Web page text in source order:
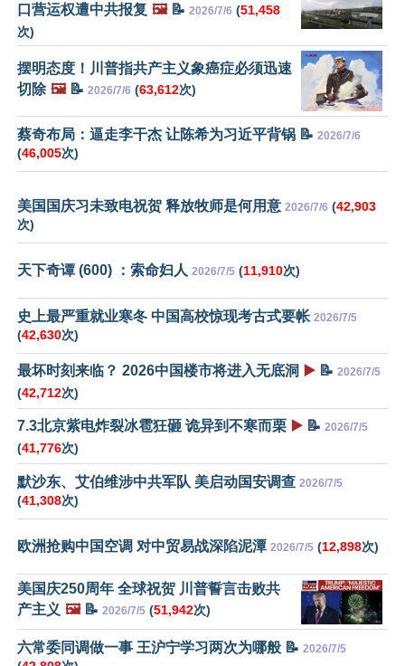
口营运权遭中共报复 🖼️📝 2026/7/6 (51,458
次)
摆明态度！川普指共产主义象癌症必须迅速
切除 🖼️📝 2026/7/6 (63,612次)
蔡奇布局：逼走李干杰 让陈希为习近平背锅 📝 2026/7/6
(46,005次)
美国国庆习未致电祝贺 释放牧师是何用意 2026/7/6 (42,903
次)
天下奇谭 (600) ：索命妇人 2026/7/5 (11,910次)
史上最严重就业寒冬 中国高校惊现考古式要帐 2026/7/5
(42,630次)
最坏时刻来临？ 2026中国楼市将进入无底洞 ▶️ 📝 2026/7/5
(42,712次)
7.3北京紫电炸裂冰雹狂砸 诡异到不寒而栗 ▶️ 📝 2026/7/5
(41,776次)
默沙东、艾伯维涉中共军队 美启动国安调查 2026/7/5
(41,308次)
欧洲抢购中国空调 对中贸易战深陷泥潭 2026/7/5 (12,898次)
美国庆250周年 全球祝贺 川普誓言击败共
产主义 🖼️📝 2026/7/5 (51,942次)
六常委同调做一事 王沪宁学习两次为哪般 📝 2026/7/5